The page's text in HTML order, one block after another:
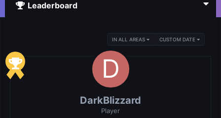
Leaderboard
IN ALL AREAS CUSTOM DATE
DarkBlizzard
Player